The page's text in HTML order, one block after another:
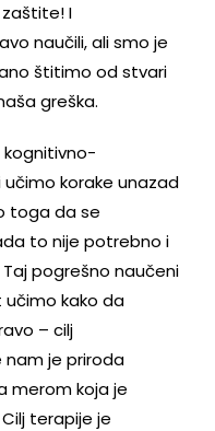
I
naučili, ali smo je
štitimo od stvari
greška.
korake unazad
toga da se
to nije potrebno i
pogrešno naučeni
učimo kako da
– cilj
nam je priroda
merom koja je
terapije je